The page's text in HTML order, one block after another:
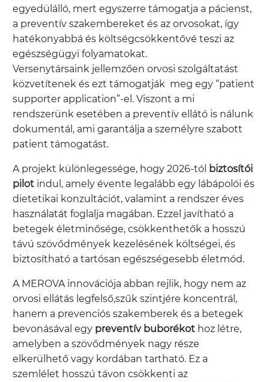
egyedülálló, mert egyszerre támogatja a pácienst,
a preventív szakembereket és az orvosokat, így
hatékonyabbá és költségcsökkentővé teszi az
egészségügyi folyamatokat.
Versenytársaink jellemzően orvosi szolgáltatást
közvetítenek és ezt támogatják meg egy “patient
supporter application”-el. Viszont a mi
rendszerünk esetében a preventív ellátó is nálunk
dokumentál, ami garantálja a személyre szabott
patient támogatást.
A projekt különlegessége, hogy 2026-tól biztosítói
pilotindul, amely évente legalább egy lábápolói és
dietetikai konzultációt, valamint a rendszer éves
használatát foglalja magában. Ezzel javítható a
betegek életminősége, csökkenthetők a hosszú
távú szövődmények kezelésének költségei, és
biztosítható a tartósan egészségesebb életmód.
A MEROVA innovációja abban rejlik, hogy nem az
orvosi ellátás legfelső,szűk szintjére koncentrál,
hanem a prevenciós szakemberek és a betegek
bevonásával egy preventív buborékothoz létre,
amelyben a szövődmények nagy része
elkerülhető vagy kordában tartható. Ez a
szemlélet hosszú távon csökkenti az